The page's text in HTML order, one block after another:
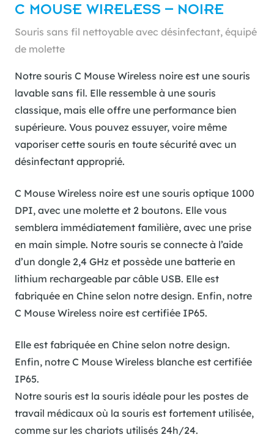
C MOUSE WIRELESS – NOIRE
Souris sans fil nettoyable avec désinfectant, équipé
de molette
Notre souris C Mouse Wireless noire est une souris
lavable sans fil. Elle ressemble à une souris
classique, mais elle offre une performance bien
supérieure. Vous pouvez essuyer, voire même
vaporiser cette souris en toute sécurité avec un
désinfectant approprié.
C Mouse Wireless noire est une souris optique 1000
DPI, avec une molette et 2 boutons. Elle vous
semblera immédiatement familière, avec une prise
en main simple. Notre souris se connecte à l’aide
d’un dongle 2,4 GHz et possède une batterie en
lithium rechargeable par câble USB. Elle est
fabriquée en Chine selon notre design. Enfin, notre
C Mouse Wireless noire est certifiée IP65.
Elle est fabriquée en Chine selon notre design.
Enfin, notre C Mouse Wireless blanche est certifiée
IP65.
Notre souris est la souris idéale pour les postes de
travail médicaux où la souris est fortement utilisée,
comme sur les chariots utilisés 24h/24.